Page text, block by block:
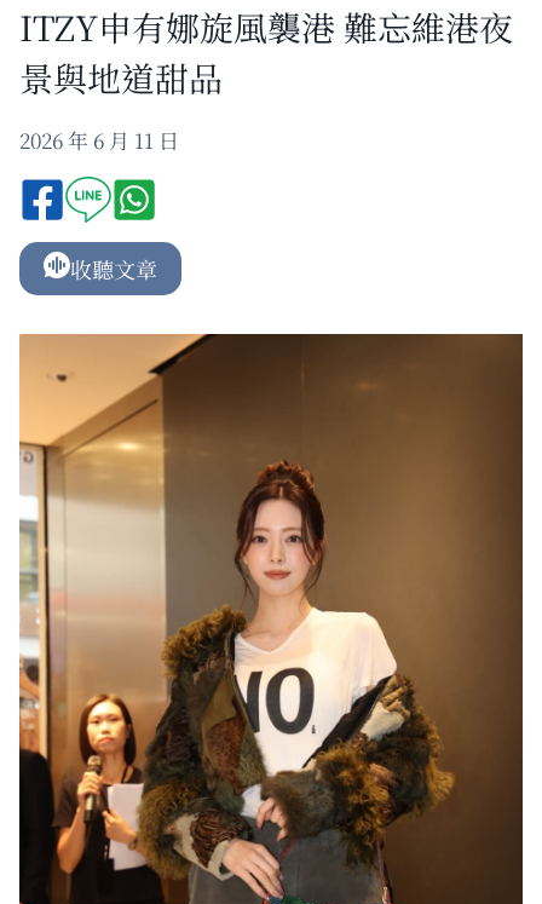
ITZY申有娜旋風襲港 難忘維港夜
景與地道甜品
2026 年 6 月 11 日
收聽文章